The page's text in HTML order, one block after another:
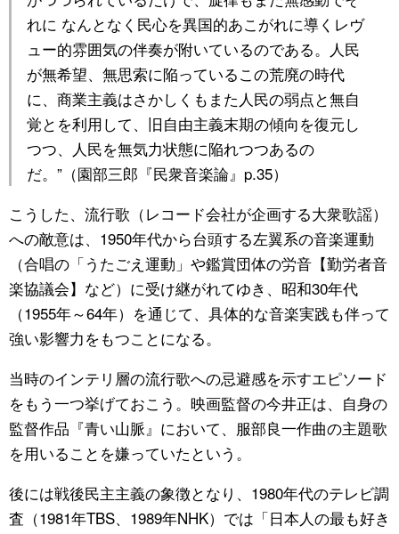
れに なんとなく民心を異国的あこがれに導くレヴ
ュー的雰囲気の伴奏が附いているのである。人民
が無希望、無思索に陥っているこの荒廃の時代
に、商業主義はさかしくもまた人民の弱点と無自
覚とを利用して、旧自由主義末期の傾向を復元し
つつ、人民を無気力状態に陥れつつあるの
だ。”（園部三郎『民衆音楽論』p.35）
こうした、流行歌（レコード会社が企画する大衆歌謡）
への敵意は、1950年代から台頭する左翼系の音楽運動
（合唱の「うたごえ運動」や鑑賞団体の労音【勤労者音
楽協議会】など）に受け継がれてゆき、昭和30年代
（1955年～64年）を通じて、具体的な音楽実践も伴って
強い影響力をもつことになる。
当時のインテリ層の流行歌への忌避感を示すエピソード
をもう一つ挙げておこう。映画監督の今井正は、自身の
監督作品『青い山脈』において、服部良一作曲の主題歌
を用いることを嫌っていたという。
後には戦後民主主義の象徴となり、1980年代のテレビ調
査（1981年TBS、1989年NHK）では「日本人の最も好き